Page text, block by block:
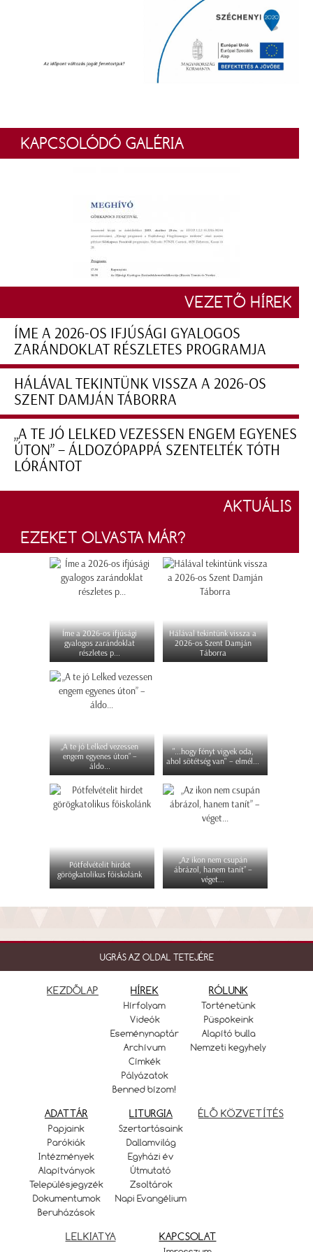
KAPCSOLÓDÓ GALÉRIA
VEZETŐ HÍREK
ÍME A 2026-OS IFJÚSÁGI GYALOGOS
ZARÁNDOKLAT RÉSZLETES PROGRAMJA
HÁLÁVAL TEKINTÜNK VISSZA A 2026-OS
SZENT DAMJÁN TÁBORRA
„A TE JÓ LELKED VEZESSEN ENGEM EGYENES
ÚTON” – ÁLDOZÓPAPPÁ SZENTELTÉK TÓTH
LÓRÁNTOT
AKTUÁLIS
EZEKET OLVASTA MÁR?
Íme a 2026-os ifjúsági
gyalogos zarándoklat
részletes p...
Hálával tekintünk vissza a
2026-os Szent Damján
Táborra
„A te jó Lelked vezessen
engem egyenes úton” –
áldo...
"...hogy fényt vigyek oda,
ahol sötétség van" – elmél...
Pótfelvételit hirdet
görögkatolikus főiskolánk
„Az ikon nem csupán
ábrázol, hanem tanít” –
véget...
UGRÁS AZ OLDAL TETEJÉRE
KEZDŐLAP HÍREK
Hírfolyam
Videók
Eseménynaptár
Archívum
Címkék
Pályázatok
Benned bízom!
RÓLUNK
Történetünk
Püspökeink
Alapító bulla
Nemzeti kegyhely
ADATTÁR
Papjaink
Parókiák
Intézmények
Alapítványok
Településjegyzék
Dokumentumok
Beruházások
LITURGIA
Szertartásaink
Dallamvilág
Egyházi év
Útmutató
Zsoltárok
Napi Evangélium
ÉLŐ KÖZVETÍTÉS
LELKIATYA KAPCSOLAT